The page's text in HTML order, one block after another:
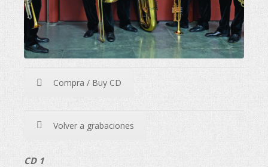
Compra / Buy CD
Volver a grabaciones
CD 1